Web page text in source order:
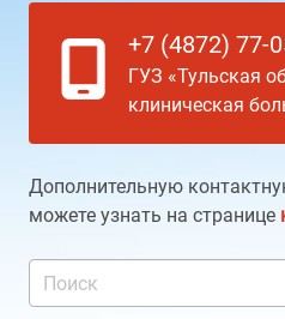
+7 (4872) 77-
ГУЗ «Тульская
клиническая
Дополнительную
можете узнать на странице